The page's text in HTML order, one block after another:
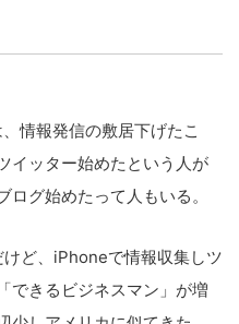
してまた起業家としてITスタ
ウェアからソフトウェアの事業
前線で見てきた生き字引として
アのニュースポータルの創業デ
。世界最大IT系メディア（ス
、World Innovation Lab(WiL)
ートアップ支援側の取り組みに
情報発信の敷居下げたこ
イッター始めたという人が
グ始めたって人もいる。
ど、iPhoneで情報収集しツ
できるビジネスマン」が増